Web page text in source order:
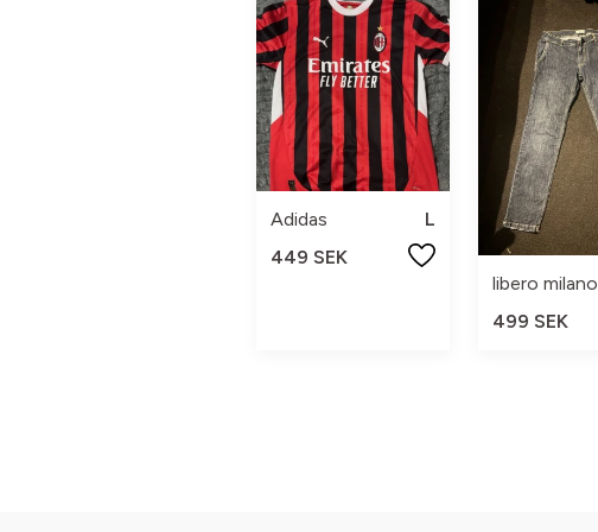
Adidas
L
449 SEK
libero milano
499 SEK